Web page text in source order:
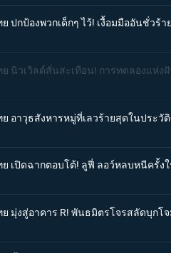
ปกป้องพวกเด็กๆ ไว้! เงื้อมมืออันชั่วร้
ย นิวเวิลด์สั่นสะเทือน! การทดลองแห่ง
ย อาวุธสังหารหมู่ที่เลวร้ายสุดในประ
ย เปิดฉากตอบโต้! ลูฟี่ ลอว์หลบหนีครั้ง
ย มุ่งสู่อาคาร R! พันธมิตรโจรสลัดบุกโ